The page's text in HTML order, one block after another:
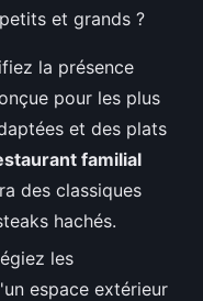
et grands ?
la présence
pour les plus
et des plats
familial
des classiques
hachés.
les
espace extérieur